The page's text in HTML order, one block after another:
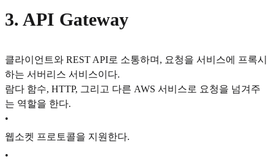
3. API Gateway
클라이언트와 REST API로 소통하며, 요청을 서비스에 프록시
하는 서버리스 서비스이다.
람다 함수, HTTP, 그리고 다른 AWS 서비스로 요청을 넘겨주
는 역할을 한다.
•
웹소켓 프로토콜을 지원한다.
•